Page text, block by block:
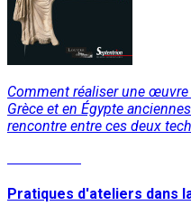
Comment réaliser une
Grèce et en Égypte
rencontre entre ces deux
Pratiques d'ateliers dans